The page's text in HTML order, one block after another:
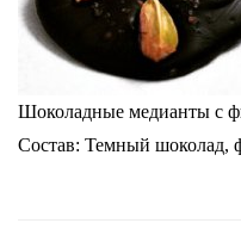
Шоколадные медианты с
Состав: Темный шоколад,